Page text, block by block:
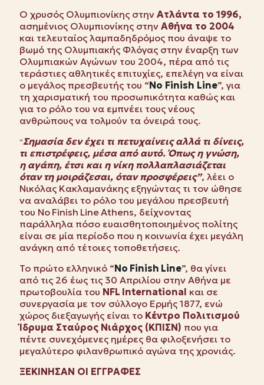
Ο χρυσός Ολυμπιονίκης στην Ατλάντα το 1996,
ασημένιος Ολυμπιονίκης στην Αθήνα το 2004
και τελευταίος λαμπαδηδρόμος που άναψε το
βωμό της Ολυμπιακής Φλόγας στην έναρξη των
Ολυμπιακών Αγώνων του 2004, πέρα από τις
τεράστιες αθλητικές επιτυχίες, επελέγη να είναι
ο μεγάλος πρεσβευτής του “No Finish Line”, για
τη χαρισματική του προσωπικότητα καθώς και
για το ρόλο του να εμπνέει τους νέους
ανθρώπους να τολμούν τα όνειρά τους.
“Σημασία δεν έχει τι πετυχαίνεις αλλά τι δίνεις,
τι επιστρέφεις, μέσα από αυτό. Όπως η γνώση,
η αγάπη, έτσι και η νίκη πολλαπλασιάζεται
όταν τη μοιράζεσαι, όταν προσφέρεις”, λέει ο
Νικόλας Κακλαμανάκης εξηγώντας τι τον ώθησε
να αναλάβει το ρόλο του μεγάλου πρεσβευτή
του No Finish LineAthens, δείχνοντας
παράλληλα πόσο ευαισθητοποιημένος πολίτης
είναι σε μία περίοδο που η κοινωνία έχει μεγάλη
ανάγκη από τέτοιες τοποθετήσεις.
Το πρώτο ελληνικό “No Finish Line”, θα γίνει
από τις 26 έως τις 30 Απριλίου στην Αθήνα με
πρωτοβουλία του NFL International και σε
συνεργασία με τον σύλλογο Ερμής 1877, ενώ
χώρος διεξαγωγής είναι το Κέντρο Πολιτισμού
Ίδρυμα Σταύρος Νιάρχος (ΚΠΙΣΝ) που για
πέντε συνεχόμενες ημέρες θα φιλοξενήσει το
μεγαλύτερο φιλανθρωπικό αγώνα της χρονιάς.
ΞΕΚΙΝΗΣΑΝ ΟΙ ΕΓΓΡΑΦΕΣ